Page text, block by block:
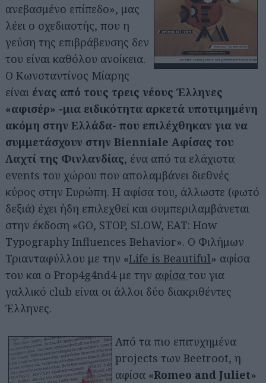
ανεβασμένο επίπεδο», μας
λέει ο σχεδιαστής, που η
γεύση της επιβράβευσης δεν
του είναι καθόλου ανοίκεια.
Ο Κωνσταντίνος Μίαρης
είναι ένας από τους τρεις νέους Έλληνες
«αφισέρ» -μια ειδικότητα αρκετά υποτιμημένη
ακόμη στην Ελλάδα- που επιλέχθηκαν για να
συμμετάσχουν στην Bienniale Αφίσας του
Λαχτί της Φινλανδίας, ένα από τα ελάχιστα
events του χώρου που απολαμβάνει διεθνές
κύρος στην Ευρώπη. Η αφίσα του, άλλωστε (φωτό
δεξιά) έχει ήδη επιλεχθεί και συμπεριλαμβάνεται
στην έκδοση «GO, STOP, SLOW, EAT: How
Typography Influences Behavior». Ο Φιλήμων
Τριανταφύλλου με την «Life is Beautiful» αφίσα
του και ο Prop4g4nd4 με την αφίσα του για
γαλλικό club είναι οι άλλοι δύο διακριθέντες
Έλληνες.
Από τα πιο επιτυχημένα
projects των Beetroot, η
αφίσα «Romeo and Juliet»